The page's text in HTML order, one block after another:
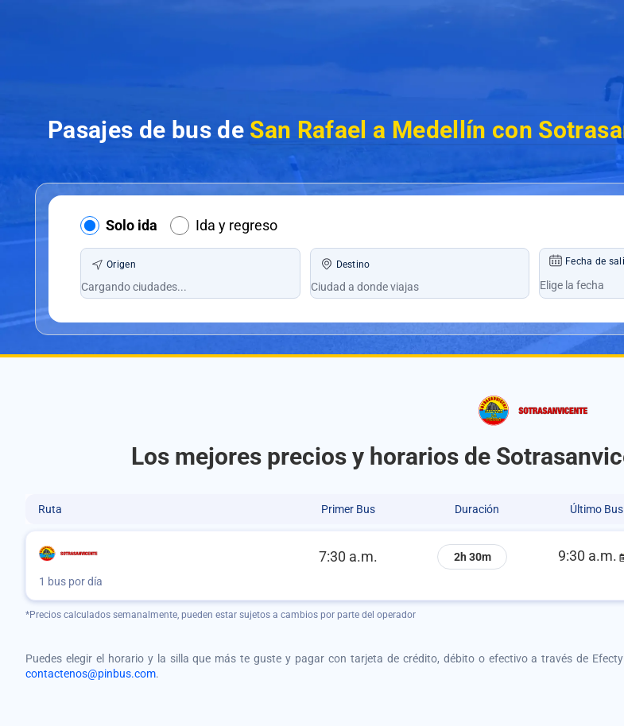
Pasajes de bus de San Rafael a Medellín con
Solo ida Ida y regreso
Origen Destino Fecha de
Los mejores precios y horarios de
Ruta Primer Bus Duración Último Bus
7:30 a.m. 2h 30m 9:30 a.m.
1 bus por día
*Precios calculados semanalmente, pueden estar sujetos a cambios por parte del operador
Puedes elegir el horario y la silla que más te guste y pagar con tarjeta de crédito, débito o efectivo a través de
contactenos@pinbus.com.